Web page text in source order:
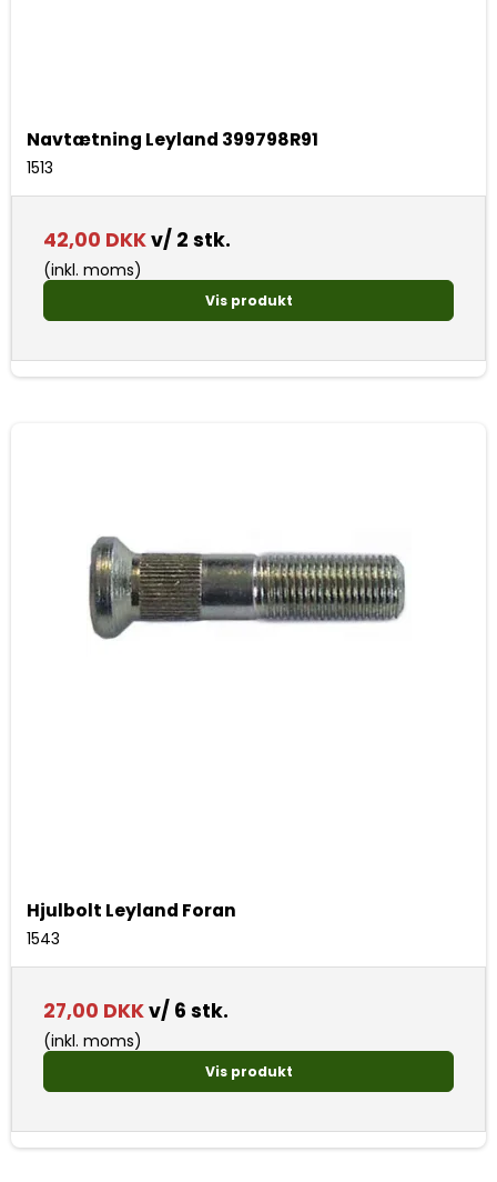
Navtætning Leyland 399798R91
1513
42,00 DKKv/ 2 stk.
(inkl. moms)
Vis produkt
Hjulbolt Leyland Foran
1543
27,00 DKKv/ 6 stk.
(inkl. moms)
Vis produkt